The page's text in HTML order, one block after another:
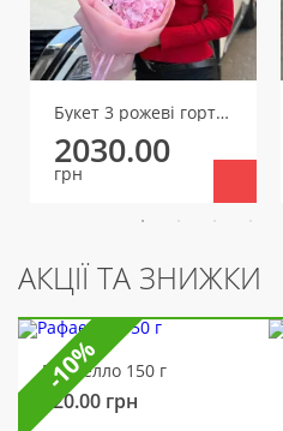
Букет 3 рожеві гортензії
2030.00
грн
АКЦІЇ ТА ЗНИЖКИ
Рафаелло 150 г
320.00 грн
-10%